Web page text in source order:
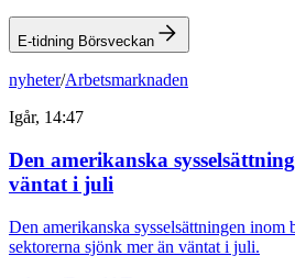
E-tidning Börsveckan
nyheter/Arbetsmarknaden
Igår, 14:47
Den amerikanska
väntat i juli
Den amerikanska sysselsättningen inom
sektorerna sjönk mer än väntat i juli.